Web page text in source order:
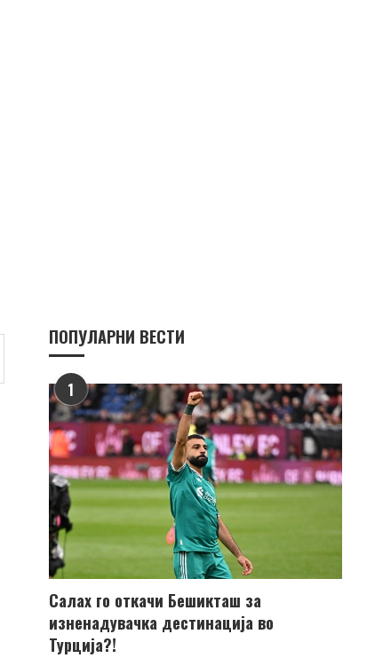
ПОПУЛАРНИ ВЕСТИ
1
Салах го откачи Бешикташ за
изненадувачка дестинација во
Турција?!